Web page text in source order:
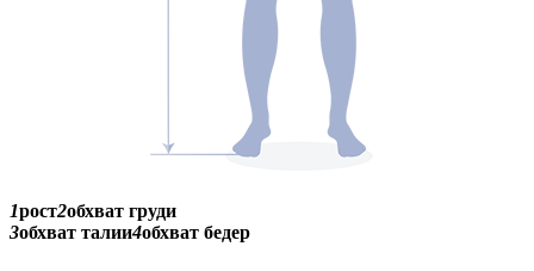
1рост2обхват груди
3обхват талии4обхват бедер